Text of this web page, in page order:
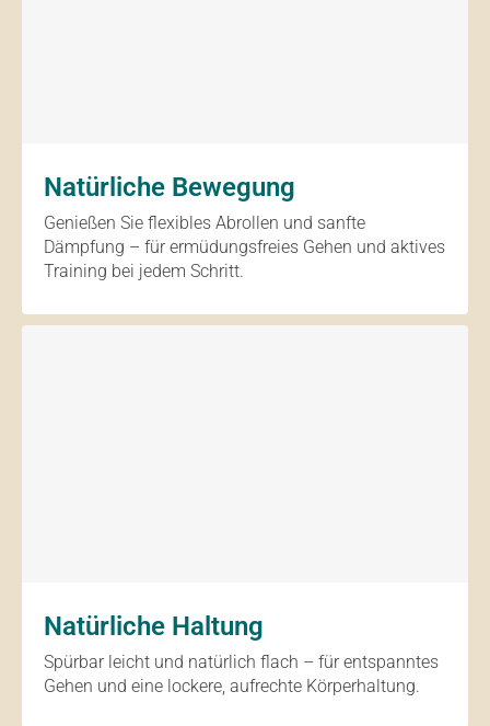
Natürliche Bewegung
Genießen Sie flexibles Abrollen und sanfte
Dämpfung – für ermüdungsfreies Gehen und aktives
Training bei jedem Schritt.
Natürliche Haltung
Spürbar leicht und natürlich flach – für entspanntes
Gehen und eine lockere, aufrechte Körperhaltung.